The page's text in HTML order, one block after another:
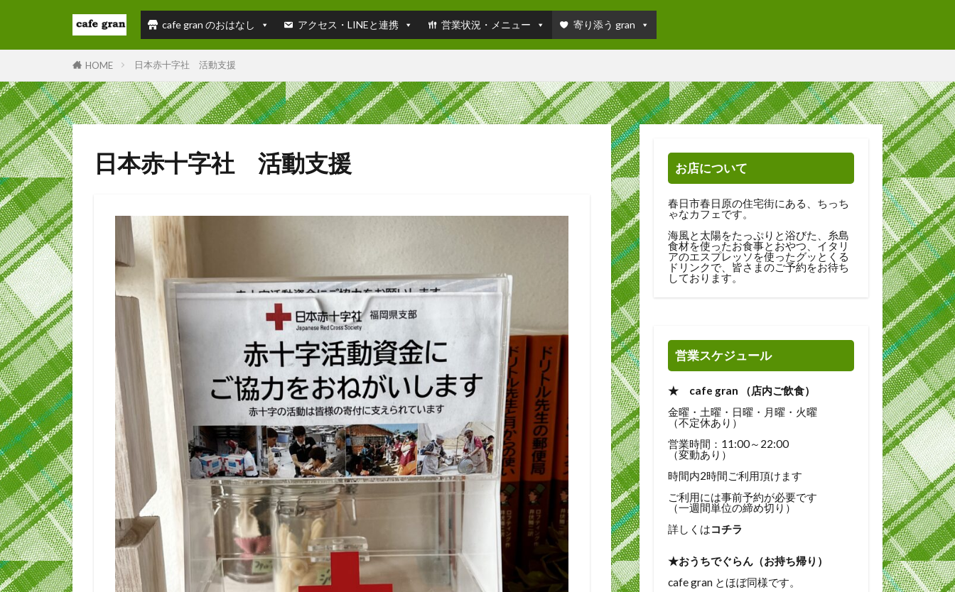
cafe gran のおはなし アクセス・LINEと連携 営業状況・メニュー 寄り添う gran
HOME 日本赤十字社 活動支援
日本赤十字社 活動支援 お店について
春日市春日原の住宅街にある、ちっち
ゃなカフェです。
海風と太陽をたっぷりと浴びた、糸島
食材を使ったお食事とおやつ、イタリ
アのエスプレッソを使ったグッとくる
ドリンクで、皆さまのご予約をお待ち
しております。
営業スケジュール
★ cafe gran （店内ご飲食）
金曜・土曜・日曜・月曜・火曜
（不定休あり）
営業時間：11:00～22:00
（変動あり）
時間内2時間ご利用頂けます
ご利用には事前予約が必要です
（一週間単位の締め切り）
詳しくはコチラ
★おうちでぐらん（お持ち帰り）
cafe gran とほぼ同様です。